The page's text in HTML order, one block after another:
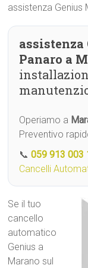
assistenza Genius
assistenza
Panaro a
Operiamo a
Preventivo
📞059 913 003
Cancelli
Se il tuo
cancello
automatico
Genius a
Marano sul